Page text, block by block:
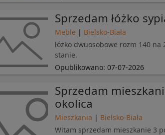
Sprzedam łóżko
Meble | Bielsko-Biała
łóżko dwuosobowe rozm 140
stanie.
Opublikowano:07-07-2026
Sprzedam
okolica
Mieszkania | Bielsko-Biała
Witam sprzedam mieszkanie 3